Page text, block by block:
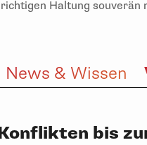
Haltung souverän
News & Wissen
bis